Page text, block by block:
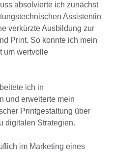
absolvierte ich zunächst
Assistentin
verkürzte Ausbildung zur
Print. So konnte ich mein
um wertvolle
ich in
und erweiterte mein
Printgestaltung über
digitalen Strategien.
im Marketing eines